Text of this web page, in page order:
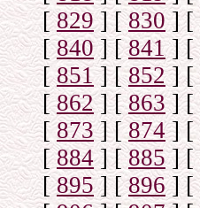
[829] [830] [
[840] [841] [
[851] [852] [
[862] [863] [
[873] [874] [
[884] [885] [
[895] [896] [